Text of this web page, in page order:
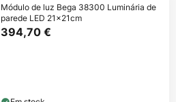
Módulo de luz Bega 38300 Luminária de
parede LED 21x21cm
394,70 €